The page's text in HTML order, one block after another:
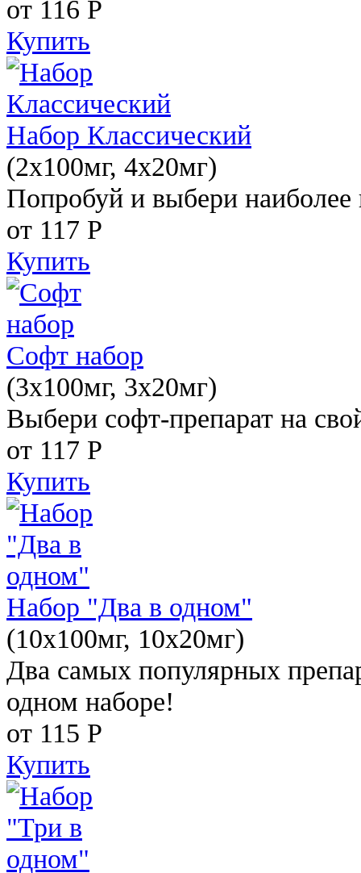
от 116 Р
Купить
Набор Классический
(2x100мг, 4x20мг)
Попробуй и выбери наиболее
от 117 Р
Купить
Софт набор
(3x100мг, 3x20мг)
Выбери софт-препарат на
от 117 Р
Купить
Набор "Два в одном"
(10x100мг, 10x20мг)
Два самых популярных
одном наборе!
от 115 Р
Купить